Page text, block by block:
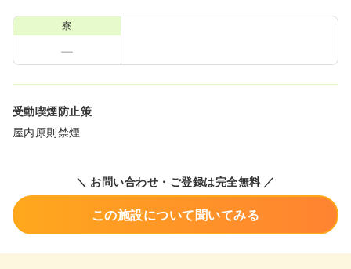
寮
受動喫煙防止策
屋内原則禁煙
＼ お問い合わせ・ご登録は完全無料 ／
この施設について聞いてみる